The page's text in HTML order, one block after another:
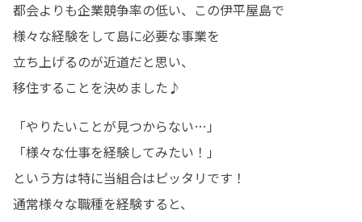
都会よりも企業競争率の低い、この伊平屋島で
様々な経験をして島に必要な事業を
立ち上げるのが近道だと思い、
移住することを決めました♪
「やりたいことが見つからない…」
「様々な仕事を経験してみたい！」
という方は特に当組合はピッタリです！
通常様々な職種を経験すると、